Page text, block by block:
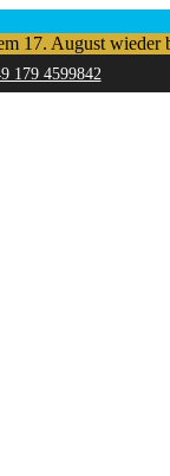
17. August wieder
179 4599842